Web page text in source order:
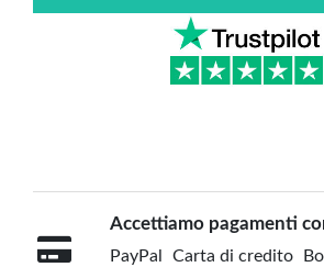
Accettiamo pagamenti
PayPal Carta di credito